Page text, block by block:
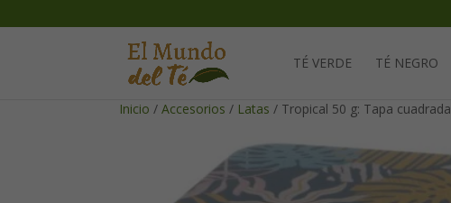
TÉ VERDE TÉ NEGRO
Inicio / Accesorios / Latas / Tropical 50 g: Tapa cuadrada